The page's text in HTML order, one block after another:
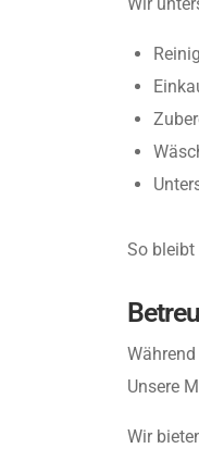
So bleibt
Unsere
Wir